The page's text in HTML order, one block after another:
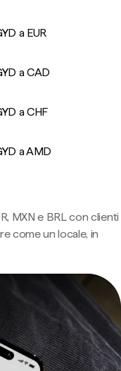
a EUR
a CAD
a CHF
a AMD
MXN e BRL con clienti
come un locale, in